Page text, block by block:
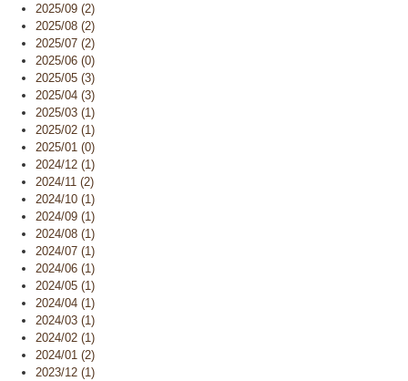
2025/09 (2)
2025/08 (2)
2025/07 (2)
2025/06 (0)
2025/05 (3)
2025/04 (3)
2025/03 (1)
2025/02 (1)
2025/01 (0)
2024/12 (1)
2024/11 (2)
2024/10 (1)
2024/09 (1)
2024/08 (1)
2024/07 (1)
2024/06 (1)
2024/05 (1)
2024/04 (1)
2024/03 (1)
2024/02 (1)
2024/01 (2)
2023/12 (1)